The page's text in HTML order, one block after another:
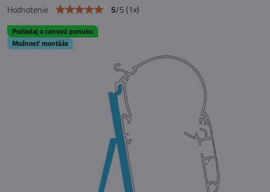
Požiadaj o cenovú ponuku
Možnosť montáže
Hodnotenie 5/5(1x)